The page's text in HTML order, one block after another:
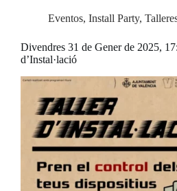
Eventos, Install Party,
Divendres 31 de Gener de 2025,
d’Instal·lació